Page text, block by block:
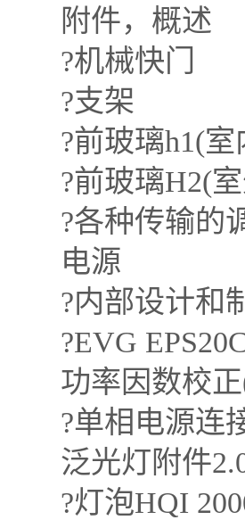
附件，概述
?机械快门
?支架
?前玻璃h1(室
?前玻璃H2(室
?各种传输的
电源
?内部设计和
?EVG
功率因数校正
?单相电源连接
泛光灯附件
?灯泡HQI